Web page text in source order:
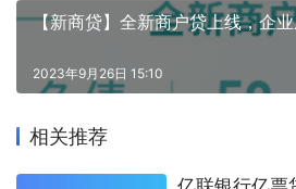
【新商贷】全新商户贷上线，企
2023年9月26日 15:10
相关推荐